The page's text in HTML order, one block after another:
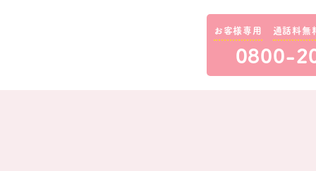
お客様専用 通話料無
0800-